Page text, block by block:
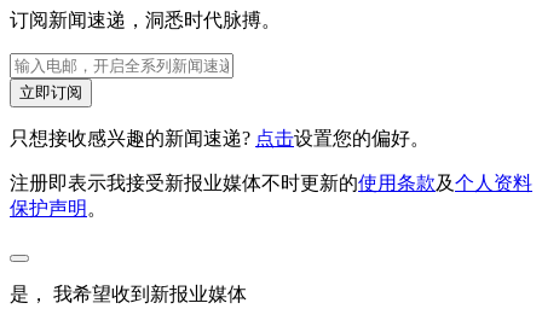
订阅新闻速递，洞悉时代脉搏。
立即订阅
只想接收感兴趣的新闻速递? 点击设置您的偏好。
注册即表示我接受新报业媒体不时更新的使用条款及个人资料
保护声明 。
是， 我希望收到新报业媒体